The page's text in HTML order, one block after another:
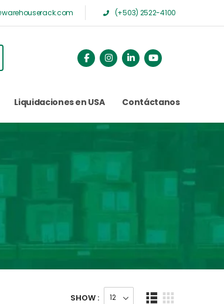
(+503) 2522-4100
Liquidaciones en USA Contáctanos
SHOW :